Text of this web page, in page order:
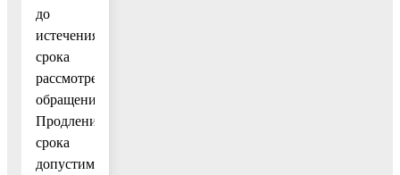
до
истечения
срока
рассмотрения
обращения.
Продление
срока
допустимо